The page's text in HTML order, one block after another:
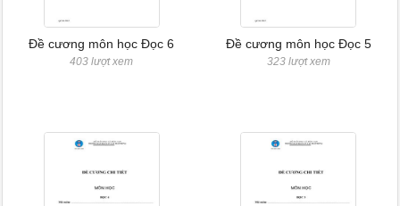
Đề cương môn học Đọc 6
403 lượt xem
Đề cương môn học Đọc 5
323 lượt xem